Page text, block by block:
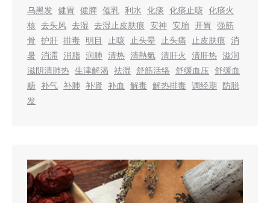
乌黑发 健胃 健脾 催乳 利水 化痰 化痰止咳 化痰火
核 去头风 去湿 去湿止皮肤痕 安神 安胎 开胃 强筋
骨 护肝 排毒 明目 止咳 止头晕 止头痛 止皮肤痕 消
暑 消滞 消脂 润肺 清热 清熱氣 清肝火 清肝热 滋润
滋阴清肺热 生津解渴 祛湿 舒筋活络 舒缓血压 舒缓血
糖 补气 补肺 补肾 补血 解毒 解热排毒 调经期 防脱
发